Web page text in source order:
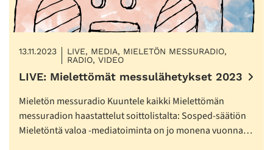
13.11.2023
LIVE, MEDIA, MIELETÖN MESSURADIO,
RADIO, VIDEO
LIVE: Mielettömät messulähetykset 2023
Mieletön messuradio Kuuntele kaikki Mielettömän
messuradion haastattelut soittolistalta: Sosped-säätiön
Mieletöntä valoa -mediatoiminta on jo monena vuonna…